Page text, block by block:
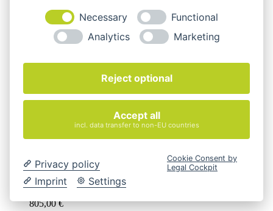
zzgl.Versandkosten
S 285/5 Schreibtisch
7.365,00€
S 32 V Freischwinger
805,00€
Necessary
Functional
Analytics
Marketing
Reject optional
Accept all
incl. data transfer to non-EU countries
Privacy policy
Imprint
Settings
Cookie Consent by
Legal Cockpit